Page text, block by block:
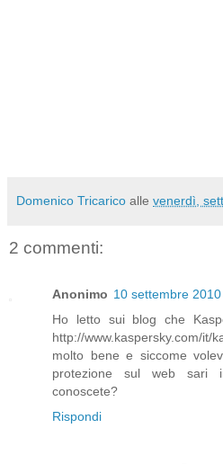
Domenico Tricarico alle venerdì,
2 commenti:
Anonimo 10 settembre
Ho letto sui blog che
http://www.kaspersky.com/it/
molto bene e siccome
protezione sul web sari
conoscete?
Rispondi